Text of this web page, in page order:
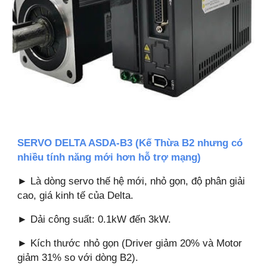
SERVO DELTA ASDA-B3 (Kế Thừa B2 nhưng có
nhiều tính năng mới hơn hỗ trợ mạng)
► Là dòng servo thế hệ mới, nhỏ gọn, độ phân giải
cao, giá kinh tế của Delta.
► Dải công suất: 0.1kW đến 3kW.
► Kích thước nhỏ gọn (Driver giảm 20% và Motor
giảm 31% so với dòng B2).